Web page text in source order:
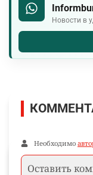
Новости в
Необходимо